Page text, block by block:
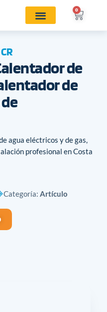
0
de
de
agua eléctricos y de gas,
profesional en Costa
Categoría: Artículo